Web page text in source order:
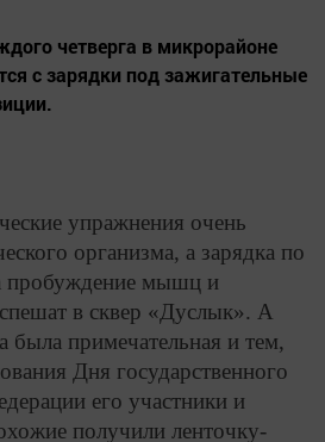
четверга в микрорайоне
с зарядки под зажигательные
упражнения очень
организма, а зарядка по
пробуждение мышц и
в сквер «Дуслык». А
была примечательная и тем,
Дня государственного
его участники и
получили ленточку-